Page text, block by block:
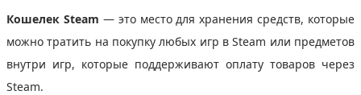
Кошелек Steam — это место для хранения средств, которые
можно тратить на покупку любых игр в Steam или предметов
внутри игр, которые поддерживают оплату товаров через
Steam.